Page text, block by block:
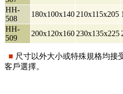
HH-
508
180x100x140 210x115x205
HH-
509
200x120x160 230x135x225
■ 尺寸以外大小或特殊規格均接
客戶選擇。